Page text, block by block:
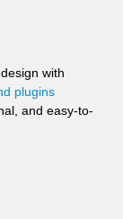
with
plugins
and easy-to-